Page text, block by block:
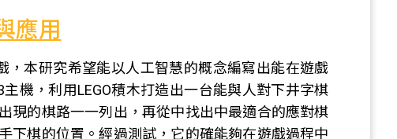
應用
本研究希望能以人工智慧的概念編寫出能在遊戲
機，利用LEGO積木打造出一台能與人對下井字棋
現的棋路一一列出，再從中找出中最適合的應對棋
下棋的位置。經過測試，它的確能夠在遊戲過程中